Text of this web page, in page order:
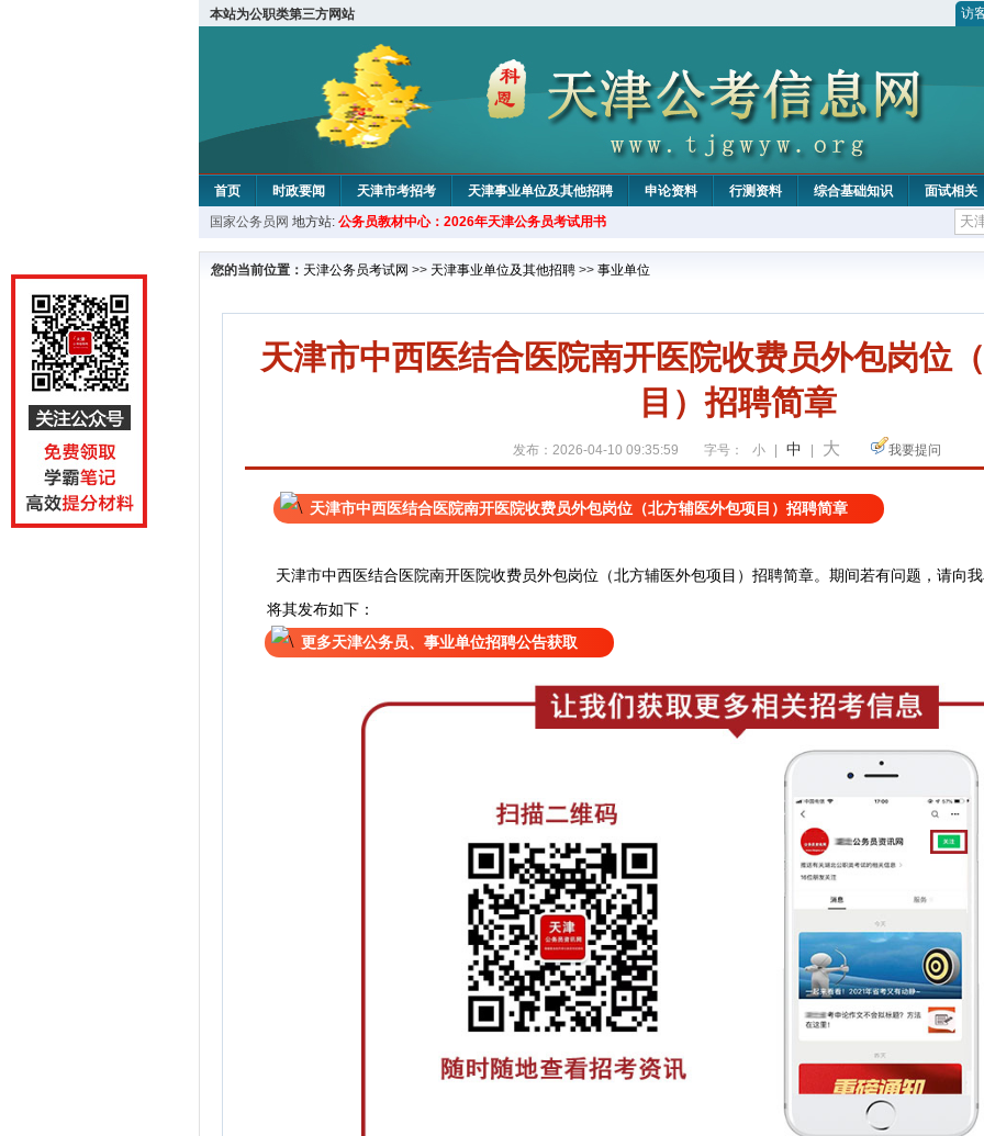
本站为公职类第三方网站 访
首页 时政要闻 天津市考招考 天津事业单位及其他招聘 申论资料 行测资料 综合基础知识 面试相关
教材中心
国家公务员网 地方站: 公务员教材中心：2026年天津公务员考试用书
您的当前位置： 天津公务员考试网 >> 天津事业单位及其他招聘 >> 事业单位
天津市中西医结合医院南开医院收费员外包岗位
目）招聘简章
发布：2026-04-10 09:35:59 字号： 小 中 大 我要提问
天津市中西医结合医院南开医院收费员外包岗位（北方辅医外包项目）招聘简章
天津市中西医结合医院南开医院收费员外包岗位（北方辅医外包项目）招聘简章。 期间若有问题，请向
将其发布如下：
更多天津公务员、事业单位招聘公告获取